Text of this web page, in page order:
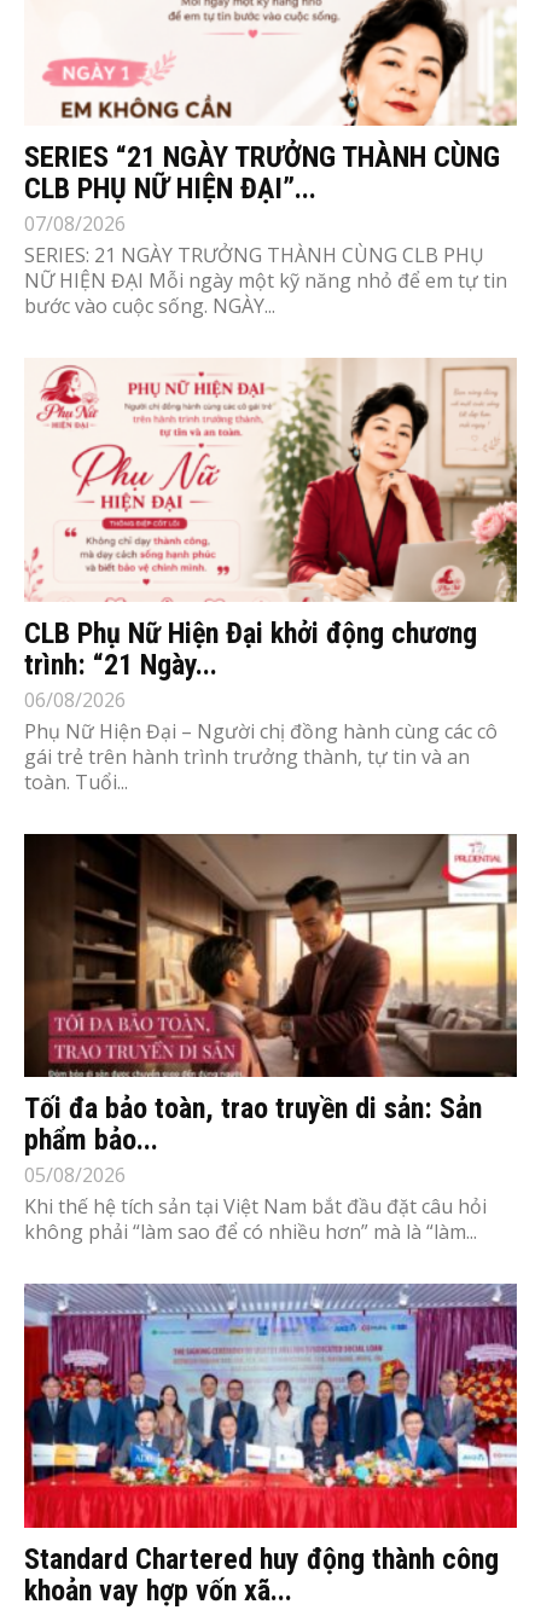
SERIES “21 NGÀY TRƯỞNG THÀNH CÙNG
CLB PHỤ NỮ HIỆN ĐẠI”...
07/08/2026
SERIES: 21 NGÀY TRƯỞNG THÀNH CÙNG CLB PHỤ
NỮ HIỆN ĐẠI Mỗi ngày một kỹ năng nhỏ để em tự tin
bước vào cuộc sống. NGÀY...
CLB Phụ Nữ Hiện Đại khởi động chương
trình: “21 Ngày...
06/08/2026
Phụ Nữ Hiện Đại – Người chị đồng hành cùng các cô
gái trẻ trên hành trình trưởng thành, tự tin và an
toàn. Tuổi...
Tối đa bảo toàn, trao truyền di sản: Sản
phẩm bảo...
05/08/2026
Khi thế hệ tích sản tại Việt Nam bắt đầu đặt câu hỏi
không phải “làm sao để có nhiều hơn” mà là “làm...
Standard Chartered huy động thành công
khoản vay hợp vốn xã...